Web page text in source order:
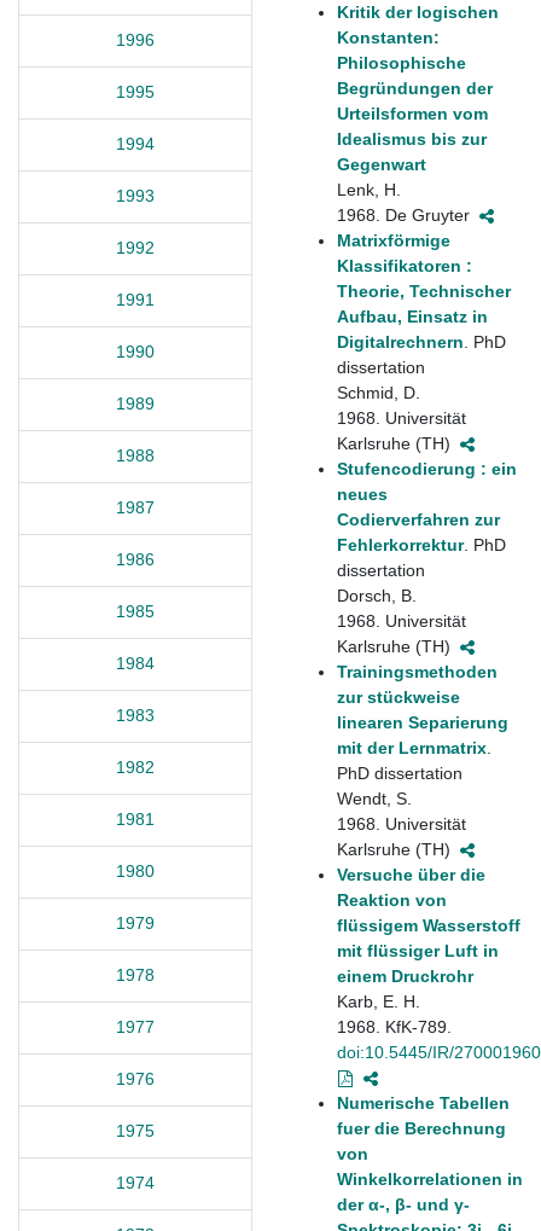
1996
1995
1994
1993
1992
1991
1990
1989
1988
1987
1986
1985
1984
1983
1982
1981
1980
1979
1978
1977
1976
1975
1974
Kritik der logischen
Konstanten:
Philosophische
Begründungen der
Urteilsformen vom
Idealismus bis zur
Gegenwart
Lenk, H.
1968. De Gruyter
Matrixförmige
Klassifikatoren :
Theorie, Technischer
Aufbau, Einsatz in
Digitalrechnern . PhD
dissertation
Schmid, D.
1968. Universität
Karlsruhe (TH)
Stufencodierung : ein
neues
Codierverfahren zur
Fehlerkorrektur. PhD
dissertation
Dorsch, B.
1968. Universität
Karlsruhe (TH)
Trainingsmethoden
zur stückweise
linearen Separierung
mit der Lernmatrix
PhD dissertation
Wendt, S.
1968. Universität
Karlsruhe (TH)
Versuche über die
Reaktion von
flüssigem Wasserstoff
mit flüssiger Luft in
einem Druckrohr
Karb, E. H.
1968. KfK-789.
doi:10.5445/IR/270001960
Numerische Tabellen
fuer die Berechnung
von
Winkelkorrelationen in
der α-, β- und γ-